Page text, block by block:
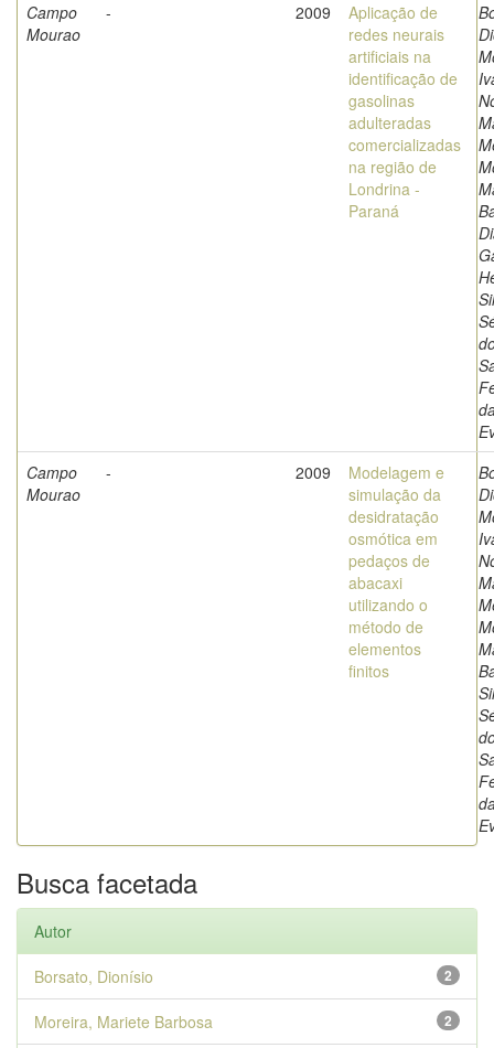
Campo
Mourao
- 2009
Aplicação de
redes neurais
artificiais na
identificação de
gasolinas
adulteradas
comercializadas
na região de
Londrina -
Paraná
Campo
Mourao
- 2009
Modelagem e
simulação da
desidratação
osmótica em
pedaços de
abacaxi
utilizando o
método de
elementos
finitos
Busca facetada
Autor
2
Borsato, Dionísio
2
Moreira, Mariete Barbosa